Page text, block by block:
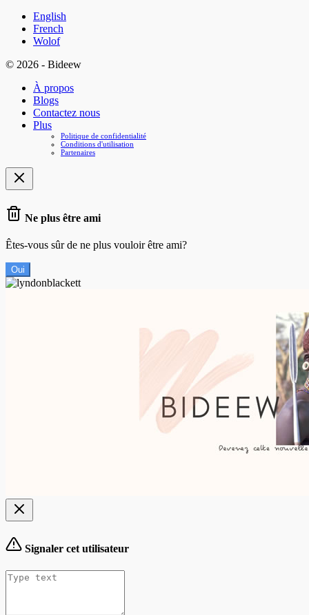
English
French
Wolof
© 2026 - Bideew
À propos
Blogs
Contactez nous
Plus
Politique de confidentialité
Conditions d'utilisation
Partenaires
Ne plus être ami
Êtes-vous sûr de ne plus vouloir être ami?
Oui
Signaler cet utilisateur